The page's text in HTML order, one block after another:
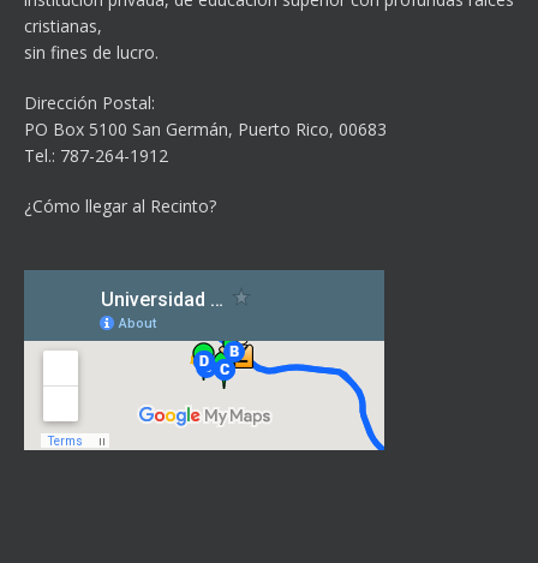
cristianas,
sin fines de lucro.
Dirección Postal:
PO Box 5100 San Germán, Puerto Rico, 00683
Tel.: 787-264-1912
¿Cómo llegar al Recinto?